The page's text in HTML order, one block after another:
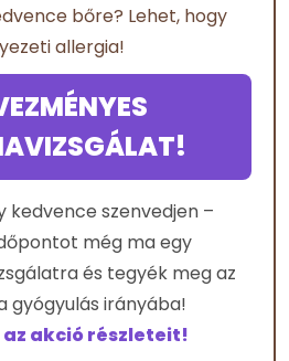
bőre? Lehet, hogy
allergia!
kedvence szenvedjen –
még ma egy
és tegyék meg az
gyógyulás irányába!
az akció részleteit!